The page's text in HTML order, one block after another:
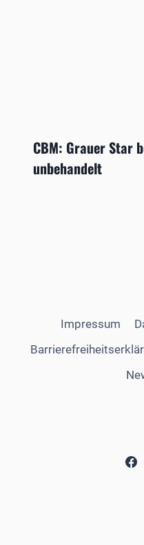
CBM: Grauer Star
unbehandelt
Impressum